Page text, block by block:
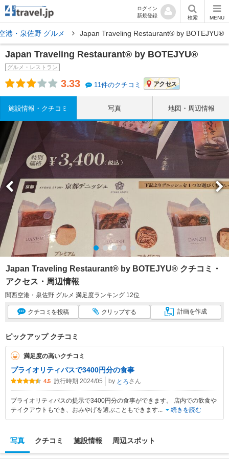
ログイン
新規登録
検索 MENU
港・泉佐野 グルメ Japan Traveling Restaurant® by BOTEJYU®
Japan Traveling Restaurant® by BOTEJYU®
グルメ・レストラン
3.33 11件のクチコミ アクセス
施設情報・クチコミ 写真 地図・周辺情報
Japan Traveling Restaurant® by BOTEJYU® クチコミ・
アクセス・周辺情報
関西空港・泉佐野 グルメ 満足度ランキング 12位
クチコミ を投稿 クリップする 計画を作成
ピックアップ クチコミ
満足度の高いクチコミ
プライオリティパスで3400円分の食事
4.5 旅行時期 2024/05 by とろさん
プライオリティパスの提示で3400円分の食事ができます。 店内での飲食や
テイクアウトもでき、おみやげを選ぶこともできます... 続きを読む
写真 クチコミ 施設情報 周辺スポット